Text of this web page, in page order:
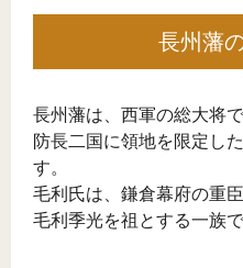
長州藩
長州藩は、西軍の総大将
防長二国に領地を限定し
す。
毛利氏は、鎌倉幕府の重
毛利季光を祖とする一族で